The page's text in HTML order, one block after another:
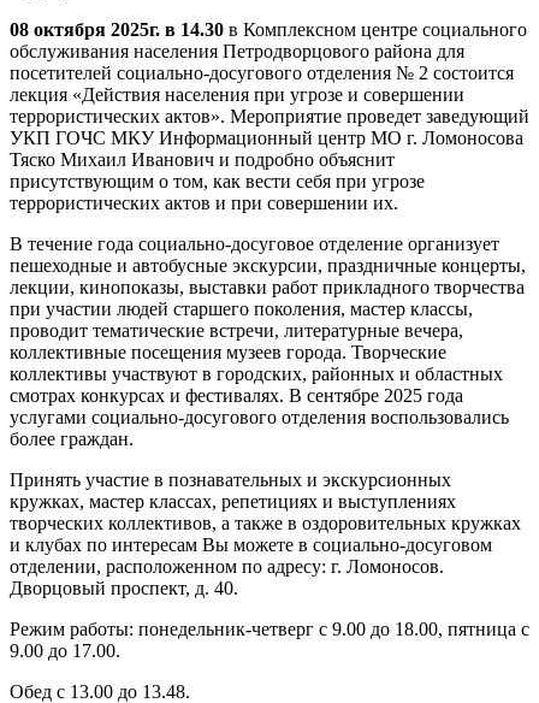
08 октября 2025г. в 14.30 в Комплексном центре социального
обслуживания населения Петродворцового района для
посетителей социально-досугового отделения № 2 состоится
лекция «Действия населения при угрозе и совершении
террористических актов». Мероприятие проведет заведующий
УКП ГОЧС МКУ Информационный центр МО г. Ломоносова
Тяско Михаил Иванович и подробно объяснит
присутствующим о том, как вести себя при угрозе
террористических актов и при совершении их.
В течение года социально-досуговое отделение организует
пешеходные и автобусные экскурсии, праздничные концерты,
лекции, кинопоказы, выставки работ прикладного творчества
при участии людей старшего поколения, мастер классы,
проводит тематические встречи, литературные вечера,
коллективные посещения музеев города. Творческие
коллективы участвуют в городских, районных и областных
смотрах конкурсах и фестивалях. В сентябре 2025 года
услугами социально-досугового отделения воспользовались
более граждан.
Принять участие в познавательных и экскурсионных
кружках, мастер классах, репетициях и выступлениях
творческих коллективов, а также в оздоровительных кружках
и клубах по интересам Вы можете в социально-досуговом
отделении, расположенном по адресу: г. Ломоносов.
Дворцовый проспект, д. 40.
Режим работы: понедельник-четверг с 9.00 до 18.00, пятница с
9.00 до 17.00.
Обед с 13.00 до 13.48.